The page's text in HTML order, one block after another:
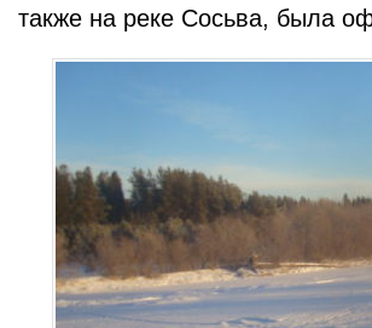
также на реке Сосьва, была